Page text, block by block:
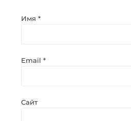
Имя *
Email *
Сайт